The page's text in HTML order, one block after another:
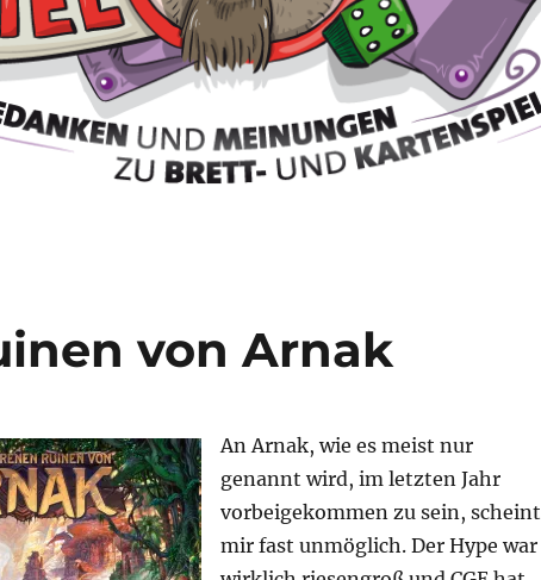
von Arnak
An Arnak, wie es meist nur
genannt wird, im letzten Jahr
vorbeigekommen zu sein, scheint
mir fast unmöglich. Der Hype war